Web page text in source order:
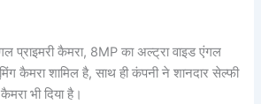
प्राइमरी कैमरा, 8MP का अल्ट्रा वाइड एंगल
कैमरा शामिल है, साथ ही कंपनी ने शानदार सेल्फी
भी दिया है।